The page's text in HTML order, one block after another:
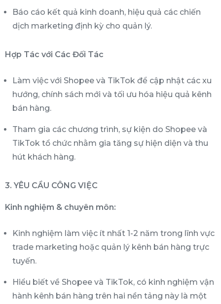
Báo cáo kết quả kinh doanh, hiệu quả các chiến
dịch marketing định kỳ cho quản lý.
Hợp Tác với Các Đối Tác
Làm việc với Shopee và TikTok để cập nhật các xu
hướng, chính sách mới và tối ưu hóa hiệu quả kênh
bán hàng.
Tham gia các chương trình, sự kiện do Shopee và
TikTok tổ chức nhằm gia tăng sự hiện diện và thu
hút khách hàng.
3. YÊU CẦU CÔNG VIỆC
Kinh nghiệm & chuyên môn:
Kinh nghiệm làm việc ít nhất 1-2 năm trong lĩnh vực
trade marketing hoặc quản lý kênh bán hàng trực
tuyến.
Hiểu biết về Shopee và TikTok, có kinh nghiệm vận
hành kênh bán hàng trên hai nền tảng này là một